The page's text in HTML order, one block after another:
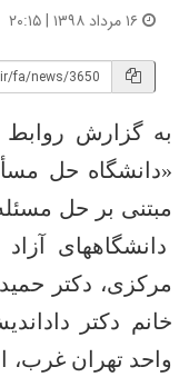
گزارش روابط
حل
بر حل
آزاد
دکتر
دکتر
تهران غرب،